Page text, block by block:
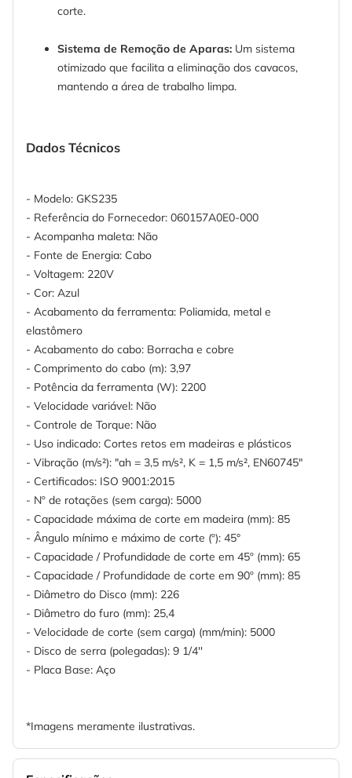
corte.
Sistema de Remoção de Aparas: Um sistema
otimizado que facilita a eliminação dos cavacos,
mantendo a área de trabalho limpa.
Dados Técnicos
- Modelo: GKS235
- Referência do Fornecedor: 060157A0E0-000
- Acompanha maleta: Não
- Fonte de Energia: Cabo
- Voltagem: 220V
- Cor: Azul
- Acabamento da ferramenta: Poliamida, metal e
elastômero
- Acabamento do cabo: Borracha e cobre
- Comprimento do cabo (m): 3,97
- Potência da ferramenta (W): 2200
- Velocidade variável: Não
- Controle de Torque: Não
- Uso indicado: Cortes retos em madeiras e plásticos
- Vibração (m/s²): "ah = 3,5 m/s², K = 1,5 m/s², EN60745"
- Certificados: ISO 9001:2015
- Nº de rotações (sem carga): 5000
- Capacidade máxima de corte em madeira (mm): 85
- Ângulo mínimo e máximo de corte (º): 45°
- Capacidade / Profundidade de corte em 45º (mm): 65
- Capacidade / Profundidade de corte em 90º (mm): 85
- Diâmetro do Disco (mm): 226
- Diâmetro do furo (mm): 25,4
- Velocidade de corte (sem carga) (mm/min): 5000
- Disco de serra (polegadas): 9 1/4''
- Placa Base: Aço
*Imagens meramente ilustrativas.